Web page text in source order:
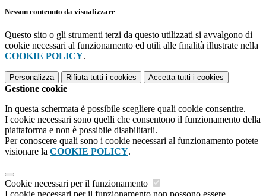
Nessun contenuto da visualizzare
Questo sito o gli strumenti terzi da questo utilizzati si avvalgono di
cookie necessari al funzionamento ed utili alle finalità illustrate nella
COOKIE POLICY.
Personalizza Rifiuta tutti i cookies Accetta tutti i cookies
Gestione cookie
In questa schermata è possibile scegliere quali cookie consentire.
I cookie necessari sono quelli che consentono il funzionamento della
piattaforma e non è possibile disabilitarli.
Per conoscere quali sono i cookie necessari al funzionamento potete
visionare la COOKIE POLICY.
Cookie necessari per il funzionamento